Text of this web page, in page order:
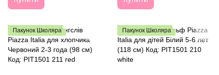
Пакунок Школяра Пакунок Школяра